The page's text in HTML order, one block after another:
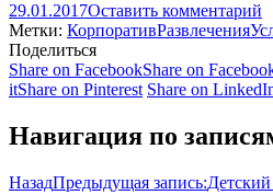
29.01.2017Оставить комментарий
Метки: КорпоративРазвлечения
Поделиться
Share on FacebookShare on
itShare on Pinterest Share on
Навигация по
НазадПредыдущая запись: